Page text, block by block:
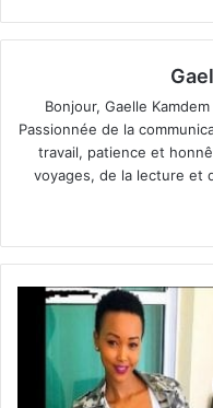
Bonjour, Gaelle
Passionnée de la
travail, patience et
voyages, de la lecture et